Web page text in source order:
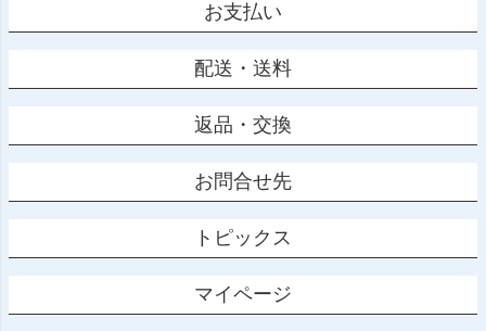
お支払い
配送・送料
返品・交換
お問合せ先
トピックス
マイページ